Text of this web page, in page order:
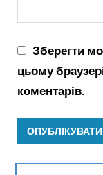
Зберегти
цьому
коментарів.